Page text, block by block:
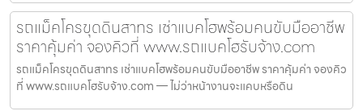
รถแม็คโครขุดดินสาทร เช่าแบคโฮพร้อมคนขับมืออาชีพ
ราคาคุ้มค่า จองคิวที่ www.รถแบคโฮรับจ้าง.com
รถแม็คโครขุดดินสาทร เช่าแบคโฮพร้อมคนขับมืออาชีพ ราคาคุ้มค่า จองคิว
ที่ www.รถแบคโฮรับจ้าง.com — ไม่ว่าหน้างานจะแคบหรือดิน